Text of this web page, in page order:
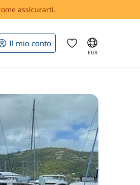
assicurarti.
Il mio conto
EUR